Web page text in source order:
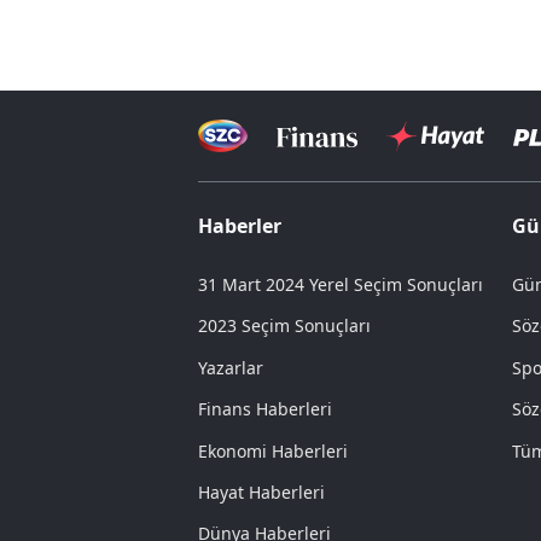
Haberler
31 Mart 2024 Yerel Seçim Sonuçları
2023 Seçim Sonuçları
Yazarlar
Finans Haberleri
Ekonomi Haberleri
Hayat Haberleri
Dünya Haberleri